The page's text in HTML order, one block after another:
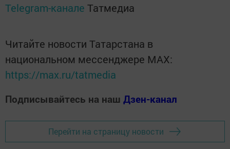
Telegram-канале Татмедиа
Читайте новости Татарстана в
национальном мессенджере MАХ:
https://max.ru/tatmedia
Подписывайтесь на наш Дзен-канал
Перейти на страницу новости